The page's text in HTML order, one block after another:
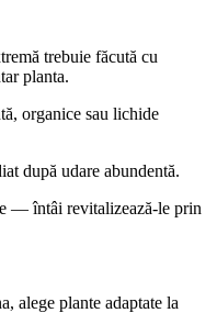
trebuie făcută cu
planta.
organice sau lichide
după udare abundentă.
— întâi revitalizează-le prin
alege plante adaptate la